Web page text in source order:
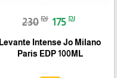
230₪ 175 ₪
Levante Intense Jo Milano
Paris EDP 100ML